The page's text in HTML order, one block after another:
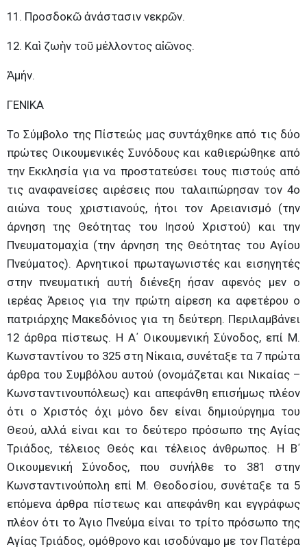
11. Προσδοκῶ ἀνάστασιν νεκρῶν.
12. Καὶ ζωὴν τοῦ μέλλοντος αἰῶνος.
Ἀμήν.
ΓΕΝΙΚΑ
Το Σύμβολο της Πίστεώς μας συντάχθηκε από τις δύο
πρώτες Οικουμενικές Συνόδους και καθιερώθηκε από
την Εκκλησία για να προστατεύσει τους πιστούς από
τις αναφανείσες αιρέσεις που ταλαιπώρησαν τον 4ο
αιώνα τους χριστιανούς, ήτοι τον Αρειανισμό (την
άρνηση της Θεότητας του Ιησού Χριστού) και την
Πνευματομαχία (την άρνηση της Θεότητας του Αγίου
Πνεύματος). Αρνητικοί πρωταγωνιστές και εισηγητές
στην πνευματική αυτή διένεξη ήσαν αφενός μεν ο
ιερέας Άρειος για την πρώτη αίρεση κα αφετέρου ο
πατριάρχης Μακεδόνιος για τη δεύτερη. Περιλαμβάνει
12 άρθρα πίστεως. Η Α΄ Οικουμενική Σύνοδος, επί Μ.
Κωνσταντίνου το 325 στη Νίκαια, συνέταξε τα 7 πρώτα
άρθρα του Συμβόλου αυτού (ονομάζεται και Νικαίας –
Κωνσταντινουπόλεως) και απεφάνθη επισήμως πλέον
ότι ο Χριστός όχι μόνο δεν είναι δημιούργημα του
Θεού, αλλά είναι και το δεύτερο πρόσωπο της Αγίας
Τριάδος, τέλειος Θεός και τέλειος άνθρωπος. Η Β΄
Οικουμενική Σύνοδος, που συνήλθε το 381 στην
Κωνσταντινούπολη επί Μ. Θεοδοσίου, συνέταξε τα 5
επόμενα άρθρα πίστεως και απεφάνθη και εγγράφως
πλέον ότι το Άγιο Πνεύμα είναι το τρίτο πρόσωπο της
Αγίας Τριάδος, ομόθρονο και ισοδύναμο με τον Πατέρα